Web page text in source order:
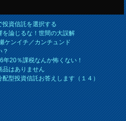
投資信託を選択する
を論じるな！世間の大誤解
ケンイチ／カンチュンド
？
年20％課税なんか怖くない！
品はありません
型投資信託お答えします（１４）